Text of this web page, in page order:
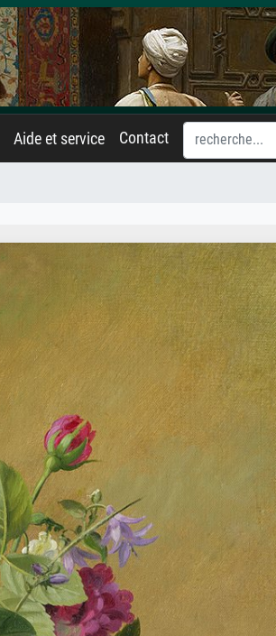
Aide et service Contact